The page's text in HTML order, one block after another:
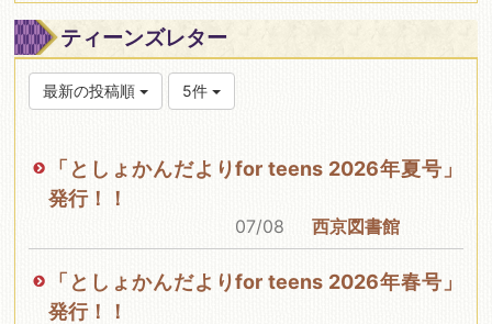
ティーンズレター
最新の投稿順 5件
「としょかんだよりfor teens 2026年夏号」
発行！！
07/08 西京図書館
「としょかんだよりfor teens 2026年春号」
発行！！